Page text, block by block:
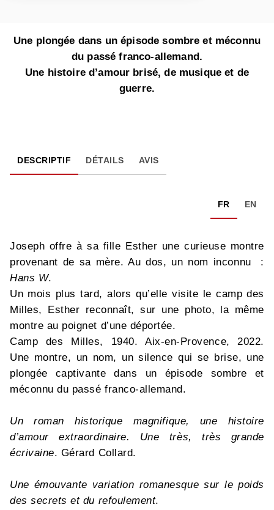
Une plongée dans un épisode sombre et méconnu
du passé franco-allemand.
Une histoire d’amour brisé, de musique et de
guerre.
DESCRIPTIF DÉTAILS AVIS
FR EN
Joseph offre à sa fille Esther une curieuse montre
provenant de sa mère. Au dos, un nom inconnu :
Hans W.
Un mois plus tard, alors qu’elle visite le camp des
Milles, Esther reconnaît, sur une photo, la même
montre au poignet d’une déportée.
Camp des Milles, 1940. Aix-en-Provence, 2022.
Une montre, un nom, un silence qui se brise, une
plongée captivante dans un épisode sombre et
méconnu du passé franco-allemand.
Un roman historique magnifique, une histoire
d’amour extraordinaire. Une très, très grande
écrivaine. Gérard Collard.
Une émouvante variation romanesque sur le poids
des secrets et du refoulement.